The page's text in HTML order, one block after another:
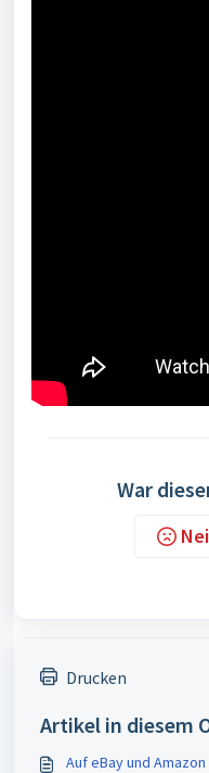
War
Drucken
Artikel in diesem
Auf eBay und